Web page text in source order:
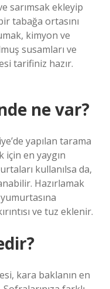
sarımsak ekleyip
tabağa ortasını
kimyon ve
susamları ve
tarifiniz hazır.
ne var?
yapılan tarama
için en yaygın
kullanılsa da,
Hazırlamak
ve tuz eklenir.
kara baklanın en